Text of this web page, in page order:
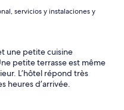
servicios y instalaciones y
une petite cuisine
petite terrasse est même
L’hôtel répond très
heures d’arrivée.